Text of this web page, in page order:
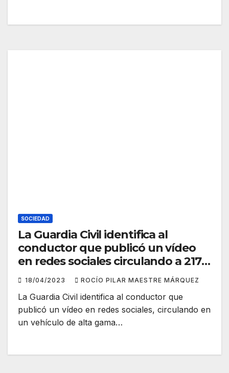
SOCIEDAD
La Guardia Civil identifica al
conductor que publicó un vídeo
en redes sociales circulando a 217
Km/h
18/04/2023 ROCÍO PILAR MAESTRE MÁRQUEZ
La Guardia Civil identifica al conductor que
publicó un vídeo en redes sociales, circulando en
un vehículo de alta gama…